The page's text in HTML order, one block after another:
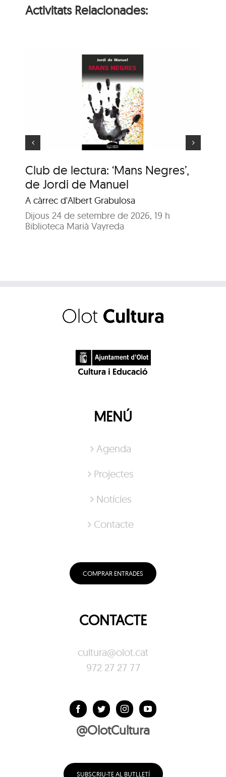
Activitats Relacionades:
Club de lectura: ‘Mans Negres’,
de Jordi de Manuel
A càrrec d'Albert Grabulosa
Dijous 24 de setembre de 2026, 19 h
Biblioteca Marià Vayreda
Animaler
MENÚ
Agenda
Projectes
Notícies
Contacte
COMPRAR ENTRADES
CONTACTE
cultura@olot.cat
972 27 27 77
@OlotCultura
SUBSCRIU-TE AL BUTLLETÍ